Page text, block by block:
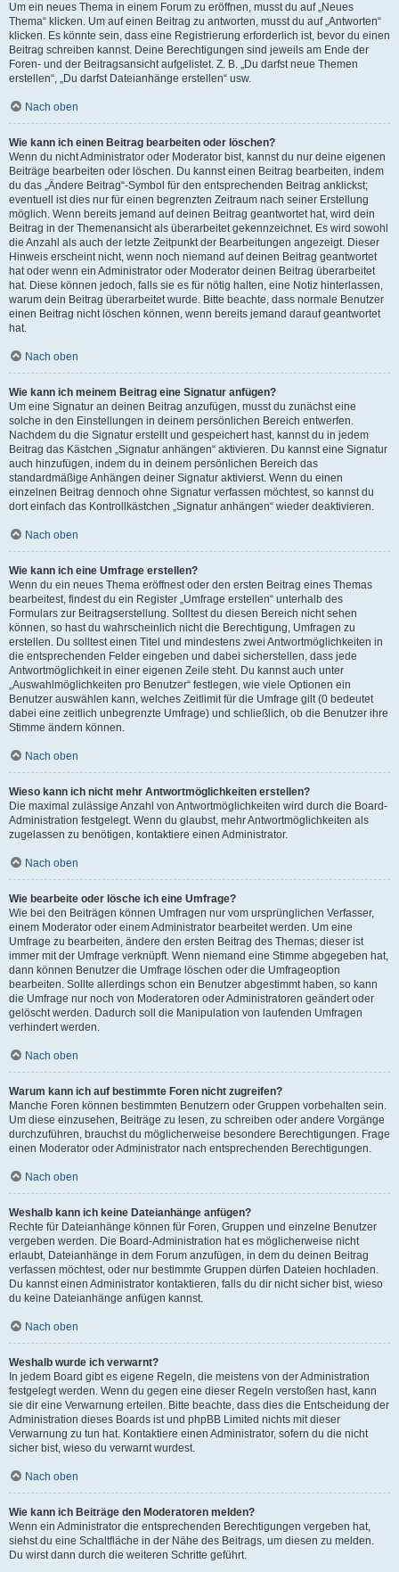
Um ein neues Thema in einem Forum zu eröffnen, musst du auf „Neues
Thema“ klicken. Um auf einen Beitrag zu antworten, musst du auf „Antworten“
klicken. Es könnte sein, dass eine Registrierung erforderlich ist, bevor du einen
Beitrag schreiben kannst. Deine Berechtigungen sind jeweils am Ende der
Foren- und der Beitragsansicht aufgelistet. Z. B. „Du darfst neue Themen
erstellen“, „Du darfst Dateianhänge erstellen“ usw.
Nach oben
Wie kann ich einen Beitrag bearbeiten oder löschen?
Wenn du nicht Administrator oder Moderator bist, kannst du nur deine eigenen
Beiträge bearbeiten oder löschen. Du kannst einen Beitrag bearbeiten, indem
du das „Ändere Beitrag“-Symbol für den entsprechenden Beitrag anklickst;
eventuell ist dies nur für einen begrenzten Zeitraum nach seiner Erstellung
möglich. Wenn bereits jemand auf deinen Beitrag geantwortet hat, wird dein
Beitrag in der Themenansicht als überarbeitet gekennzeichnet. Es wird sowohl
die Anzahl als auch der letzte Zeitpunkt der Bearbeitungen angezeigt. Dieser
Hinweis erscheint nicht, wenn noch niemand auf deinen Beitrag geantwortet
hat oder wenn ein Administrator oder Moderator deinen Beitrag überarbeitet
hat. Diese können jedoch, falls sie es für nötig halten, eine Notiz hinterlassen,
warum dein Beitrag überarbeitet wurde. Bitte beachte, dass normale Benutzer
einen Beitrag nicht löschen können, wenn bereits jemand darauf geantwortet
hat.
Nach oben
Wie kann ich meinem Beitrag eine Signatur anfügen?
Um eine Signatur an deinen Beitrag anzufügen, musst du zunächst eine
solche in den Einstellungen in deinem persönlichen Bereich entwerfen.
Nachdem du die Signatur erstellt und gespeichert hast, kannst du in jedem
Beitrag das Kästchen „Signatur anhängen“ aktivieren. Du kannst eine Signatur
auch hinzufügen, indem du in deinem persönlichen Bereich das
standardmäßige Anhängen deiner Signatur aktivierst. Wenn du einen
einzelnen Beitrag dennoch ohne Signatur verfassen möchtest, so kannst du
dort einfach das Kontrollkästchen „Signatur anhängen“ wieder deaktivieren.
Nach oben
Wie kann ich eine Umfrage erstellen?
Wenn du ein neues Thema eröffnest oder den ersten Beitrag eines Themas
bearbeitest, findest du ein Register „Umfrage erstellen“ unterhalb des
Formulars zur Beitragserstellung. Solltest du diesen Bereich nicht sehen
können, so hast du wahrscheinlich nicht die Berechtigung, Umfragen zu
erstellen. Du solltest einen Titel und mindestens zwei Antwortmöglichkeiten in
die entsprechenden Felder eingeben und dabei sicherstellen, dass jede
Antwortmöglichkeit in einer eigenen Zeile steht. Du kannst auch unter
„Auswahlmöglichkeiten pro Benutzer“ festlegen, wie viele Optionen ein
Benutzer auswählen kann, welches Zeitlimit für die Umfrage gilt (0 bedeutet
dabei eine zeitlich unbegrenzte Umfrage) und schließlich, ob die Benutzer ihre
Stimme ändern können.
Nach oben
Wieso kann ich nicht mehr Antwortmöglichkeiten erstellen?
Die maximal zulässige Anzahl von Antwortmöglichkeiten wird durch die Board-
Administration festgelegt. Wenn du glaubst, mehr Antwortmöglichkeiten als
zugelassen zu benötigen, kontaktiere einen Administrator.
Nach oben
Wie bearbeite oder lösche ich eine Umfrage?
Wie bei den Beiträgen können Umfragen nur vom ursprünglichen Verfasser,
einem Moderator oder einem Administrator bearbeitet werden. Um eine
Umfrage zu bearbeiten, ändere den ersten Beitrag des Themas; dieser ist
immer mit der Umfrage verknüpft. Wenn niemand eine Stimme abgegeben hat,
dann können Benutzer die Umfrage löschen oder die Umfrageoption
bearbeiten. Sollte allerdings schon ein Benutzer abgestimmt haben, so kann
die Umfrage nur noch von Moderatoren oder Administratoren geändert oder
gelöscht werden. Dadurch soll die Manipulation von laufenden Umfragen
verhindert werden.
Nach oben
Warum kann ich auf bestimmte Foren nicht zugreifen?
Manche Foren können bestimmten Benutzern oder Gruppen vorbehalten sein.
Um diese einzusehen, Beiträge zu lesen, zu schreiben oder andere Vorgänge
durchzuführen, brauchst du möglicherweise besondere Berechtigungen. Frage
einen Moderator oder Administrator nach entsprechenden Berechtigungen.
Nach oben
Weshalb kann ich keine Dateianhänge anfügen?
Rechte für Dateianhänge können für Foren, Gruppen und einzelne Benutzer
vergeben werden. Die Board-Administration hat es möglicherweise nicht
erlaubt, Dateianhänge in dem Forum anzufügen, in dem du deinen Beitrag
verfassen möchtest, oder nur bestimmte Gruppen dürfen Dateien hochladen.
Du kannst einen Administrator kontaktieren, falls du dir nicht sicher bist, wieso
du keine Dateianhänge anfügen kannst.
Nach oben
Weshalb wurde ich verwarnt?
In jedem Board gibt es eigene Regeln, die meistens von der Administration
festgelegt werden. Wenn du gegen eine dieser Regeln verstoßen hast, kann
sie dir eine Verwarnung erteilen. Bitte beachte, dass dies die Entscheidung der
Administration dieses Boards ist und phpBB Limited nichts mit dieser
Verwarnung zu tun hat. Kontaktiere einen Administrator, sofern du die nicht
sicher bist, wieso du verwarnt wurdest.
Nach oben
Wie kann ich Beiträge den Moderatoren melden?
Wenn ein Administrator die entsprechenden Berechtigungen vergeben hat,
siehst du eine Schaltfläche in der Nähe des Beitrags, um diesen zu melden.
Du wirst dann durch die weiteren Schritte geführt.